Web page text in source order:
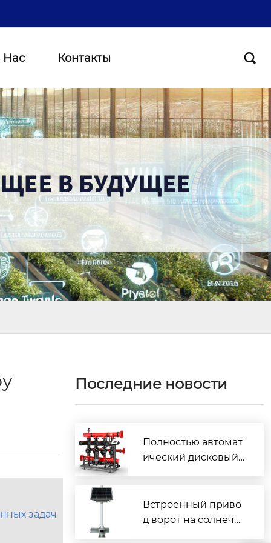
Нас Контакты 
задач
Последние новости
Полностью автомат
ический дисковый
Встроенный приво
д ворот на солнечн